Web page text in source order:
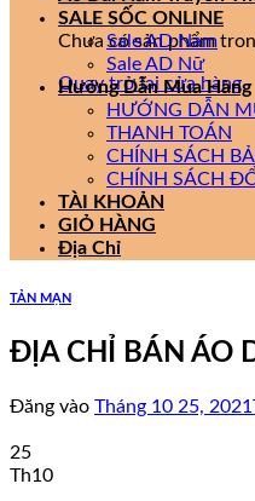
Chưa có sản phẩm
Quay trở lại cửa hàng
SALE SỐC ONLINE
Sale AD Nam
Sale AD Nữ
Hướng Dẫn Mua Hàng
HƯỚNG DẪN
THANH TOÁN
CHÍNH SÁCH
CHÍNH SÁCH
TÀI KHOẢN
GIỎ HÀNG
Địa Chỉ
TẢN MẠN
ĐỊA CHỈ BÁN ÁO
Đăng vào Tháng 10 25, 2021
25
Th10